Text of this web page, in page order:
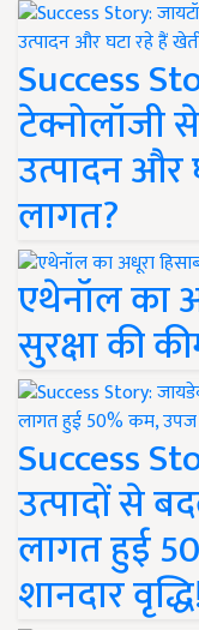
Success
टेक्नोलॉजी
उत्पादन और
लागत?
एथेनॉल का
सुरक्षा की
Success
उत्पादों से
लागत हुई
शानदार